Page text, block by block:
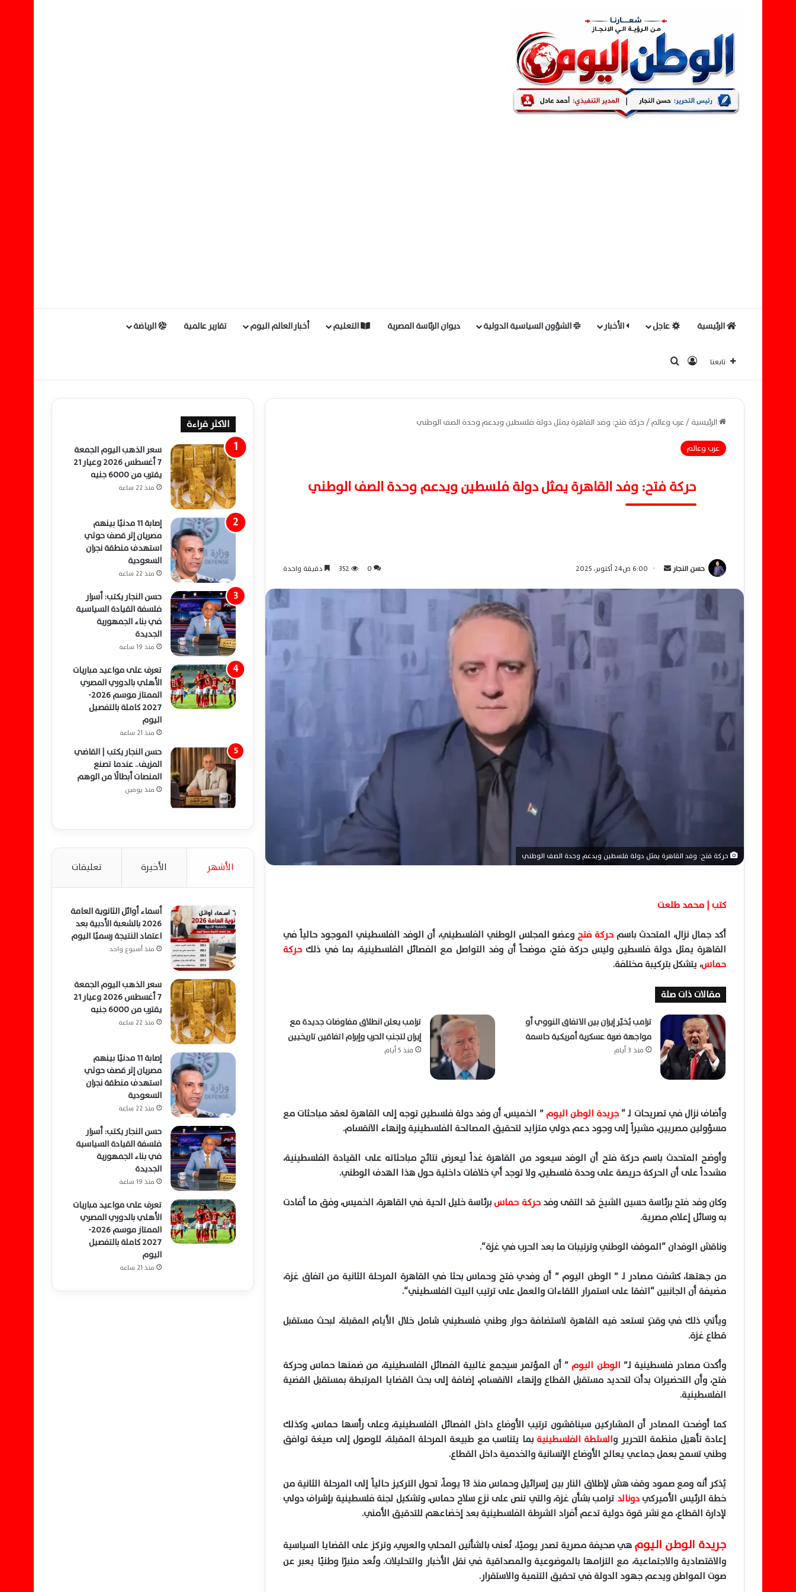
الرئيسية عاجل الأخبار الشؤون السياسية الدولية ديوان الرئاسة المصرية التعليم أخبار العالم اليوم تقارير عالمية الرياضة
تابعنا تسجيل الدخول
الرئيسية/عرب وعالم/حركة فتح: وفد القاهرة يمثل دولة فلسطين ويدعم وحدة الصف الوطني
عرب وعالم
حركة فتح: وفد القاهرة يمثل دولة فلسطين ويدعم وحدة الصف الوطني
حسن النجار
س
د
6:00 ص24 أكتوبر، 2025 0
352 دقيقة واحدة
حركة فتح: وفد القاهرة يمثل دولة فلسطين ويدعم وحدة الصف الوطني
كتب | محمد طلعت
أكد جمال نزال، المتحدث باسمحركة فتحوعضو المجلس الوطني الفلسطيني، أن الوفد الفلسطيني الموجود حالياً في
القاهرة يمثل دولة فلسطين وليس حركة فتح، موضحاً أن وفد التواصل مع الفصائل الفلسطينية، بما في ذلكحركة
حماس، يتشكل بتركيبة مختلفة.
مقالات ذات صلة
ترامب يُخيّر إيران بين الاتفاق النووي أو
مواجهة ضربة عسكرية أمريكية حاسمة
منذ 3 أيام
ترامب يعلن انطلاق مفاوضات جديدة مع
إيران لتجنب الحرب وإبرام اتفاقين تاريخيين
منذ 5 أيام
وأضاف نزال في تصريحات لـ “جريدة الوطن اليوم” الخميس، أن وفد دولة فلسطين توجه إلى القاهرة لعقد مباحثات مع
مسؤولين مصريين، مشيراً إلى وجود دعم دولي متزايد لتحقيق المصالحة الفلسطينية وإنهاء الانقسام.
وأوضح المتحدث باسم حركة فتح أن الوفد سيعود من القاهرة غداً ليعرض نتائج مباحثاته على القيادة الفلسطينية،
مشدداً على أن الحركة حريصة على وحدة فلسطين، ولا توجد أي خلافات داخلية حول هذا الهدف الوطني.
وكان وفد فتح برئاسة حسين الشيخ قد التقى وفد حركة حماسبرئاسة خليل الحية في القاهرة، الخميس، وفق ما أفادت
به وسائل إعلام مصرية.
وناقش الوفدان “الموقف الوطني وترتيبات ما بعد الحرب في غزة“.
من جهتها، كشفت مصادر لـ ” الوطن اليوم ” أن وفدي فتح وحماس بحثا في القاهرة المرحلة الثانية من اتفاق غزة،
مضيفة أن الجانبين “اتفقا على استمرار اللقاءات والعمل على ترتيب البيت الفلسطيني“.
ويأتي ذلك في وقتٍ تستعد فيه القاهرة لاستضافة حوار وطني فلسطيني شامل خلال الأيام المقبلة، لبحث مستقبل
قطاع غزة.
وأكدت مصادر فلسطينية لـ” الوطن اليوم ” أن المؤتمر سيجمع غالبية الفصائل الفلسطينية، من ضمنها حماس وحركة
فتح، وأن التحضيرات بدأت لتحديد مستقبل القطاع وإنهاء الانقسام، إضافة إلى بحث القضايا المرتبطة بمستقبل القضية
الفلسطينية.
كما أوضحت المصادر أن المشاركين سيناقشون ترتيب الأوضاع داخل الفصائل الفلسطينية، وعلى رأسها حماس، وكذلك
إعادة تأهيل منظمة التحرير والسلطة الفلسطينية بما يتناسب مع طبيعة المرحلة المقبلة، للوصول إلى صيغة توافق
وطني تسمح بعمل جماعي يعالج الأوضاع الإنسانية والخدمية داخل القطاع.
يُذكر أنه ومع صمود وقف هش لإطلاق النار بين إسرائيل وحماس منذ 13يوماً، تحول التركيز حالياً إلى المرحلة الثانية من
خطة الرئيس الأميركيدونالد ترامب بشأن غزة، والتي تنص على نزع سلاح حماس، وتشكيل لجنة فلسطينية بإشراف دولي
لإدارة القطاع، مع نشر قوة دولية تدعم أفراد الشرطة الفلسطينية بعد إخضاعهم للتدقيق الأمني.
جريدة الوطن اليوم هيصحيفةمصرية تصدر يوميًا، تُعنى بالشأنين المحلي والعربي، وتركز على القضايا السياسية
والاقتصادية والاجتماعية، مع التزامها بالموضوعية والمصداقية في نقل الأخبار والتحليلات. وتُعد منبرًا وطنيًا يعبر عن
صوت المواطن ويدعم جهود الدولة في تحقيق التنمية والاستقرار.
الاكثر قراءة
سعر الذهب اليوم الجمعة
7 أغسطس 2026 وعيار 21
يقترب من 6000 جنيه
منذ 22 ساعة
إصابة 11 مدنيًا بينهم
مصريان إثر قصف حوثي
استهدف منطقة نجران
السعودية
منذ 22 ساعة
حسن النجار يكتب: أسرار
فلسفة القيادة السياسية
في بناء الجمهورية
الجديدة
منذ 19 ساعة
تعرف على مواعيد مباريات
الأهلي بالدوري المصري
الممتاز موسم 2026-
2027 كاملة بالتفصيل
اليوم
منذ 21 ساعة
حسن النجار يكتب | القاضي
المزيف.. عندما تصنع
المنصات أبطالًا من الوهم
منذ يومين
الأشهر الأخيرة تعليقات
أسماء أوائل الثانوية العامة
2026 بالشعبة الأدبية بعد
اعتماد النتيجة رسميًا اليوم
منذ أسبوع واحد
سعر الذهب اليوم الجمعة
7 أغسطس 2026 وعيار 21
يقترب من 6000 جنيه
منذ 22 ساعة
إصابة 11 مدنيًا بينهم
مصريان إثر قصف حوثي
استهدف منطقة نجران
السعودية
منذ 22 ساعة
حسن النجار يكتب: أسرار
فلسفة القيادة السياسية
في بناء الجمهورية
الجديدة
منذ 19 ساعة
تعرف على مواعيد مباريات
الأهلي بالدوري المصري
الممتاز موسم 2026-
2027 كاملة بالتفصيل
اليوم
منذ 21 ساعة